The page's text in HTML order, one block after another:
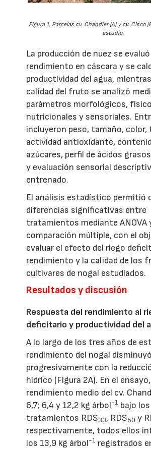
Figura 1. Parcelas cv. Chandler (A) y cv. Cisco
estudio.
La producción de nuez se
rendimiento en cáscara y se
productividad del agua,
calidad del fruto se analizó
parámetros morfológicos,
nutricionales y sensoriales.
incluyeron peso, tamaño, color,
actividad antioxidante,
azúcares, perfil de ácidos
y evaluación sensorial
entrenado.
El análisis estadístico permitió
diferencias significativas entre
tratamientos mediante ANOVA
comparación múltiple, con el
evaluar el efecto del riego
rendimiento y la calidad de los
cultivares de nogal estudiados.
Resultados y discusión
Respuesta del rendimiento al
deficitario y productividad del
A lo largo de los tres años de
rendimiento del nogal disminuyó
progresivamente con la
hídrico (Figura 2A). En el
rendimiento medio del cv.
6,7; 6,4 y 12,2 kg árbol-1 bajo los
tratamientos RDS33, RDS50 y
respectivamente, todos ellos
los 13,9 kg árbol-1 registrados